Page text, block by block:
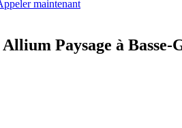
maintenant
Paysage à Basse-